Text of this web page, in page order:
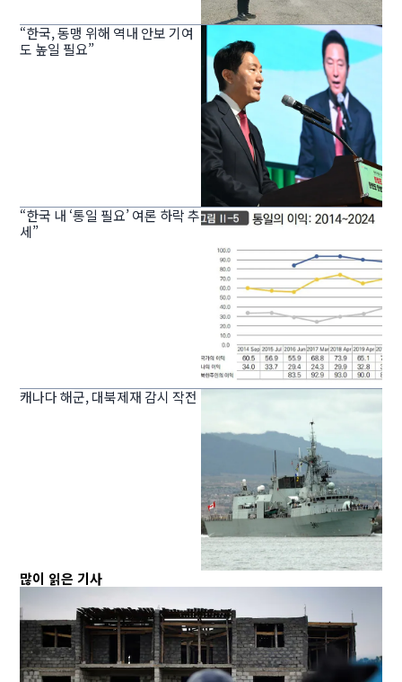
“한국, 동맹 위해 역내 안보 기여
도 높일 필요”
“한국 내 ‘통일 필요’ 여론 하락 추
세”
캐나다 해군, 대북제재 감시 작전
많이 읽은 기사